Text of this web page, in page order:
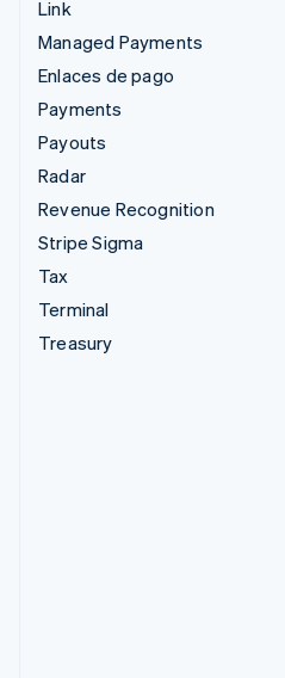
Link
Managed Payments
Enlaces de pago
Payments
Payouts
Radar
Revenue Recognition
Stripe Sigma
Tax
Terminal
Treasury